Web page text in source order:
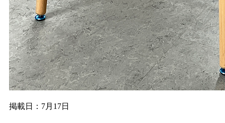
掲載日：7月17日